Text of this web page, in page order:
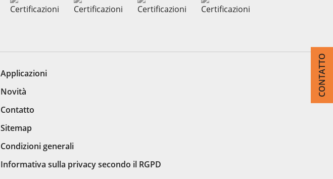
CONTATTO
Applicazioni
Novità
Contatto
Sitemap
Condizioni generali
Informativa sulla privacy secondo il RGPD